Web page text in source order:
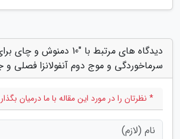
دیدگاه های مرتبط با "10
سرماخوردگی و موج دوم آنفولانزا فصلی و
* نظرتان را در مورد این مقاله با ما درمیان